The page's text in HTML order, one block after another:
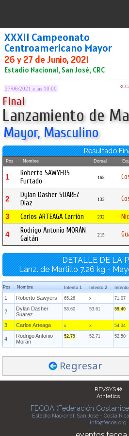
XXXII Campeonato
Centroamericano Mayor
26 y 27 de Junio, 2021
Estadio Nacional, San José, CRC
27/06/2021 a las 10:00
Final
Lanzamiento de
Mayor, Masculino
Resultado
Pos Nombre Dorsal
1
Roberto SAWYERS
Furtado
168
2
Dylan Dasher SUAREZ
Diaz
133
3 Carlos ARTEAGA Carrión 232
4
Rodrigo Antonio MORÁN
Gaitán
215
DETALLE DE LA
Lanz. de Martillo 7.26 kg -
Pos Nombre Intento 1 Intento 2
1 Roberto Sawyers 65.26 x 71.07
2
Dylan Dasher
Suarez
58.60 53.61 59.40
3 Carlos Arteaga x x 54.34
4
Rodrigo Antonio
Morán
52.79 52.71 52.50
Regresar
REVSYS ®
Athletics
FECOA (Federación
Estadio Nacional, San José - Costa
info@fecoa.org